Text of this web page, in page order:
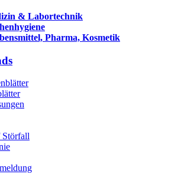
& Labortechnik
Pharma, Kosmetik
Störfall